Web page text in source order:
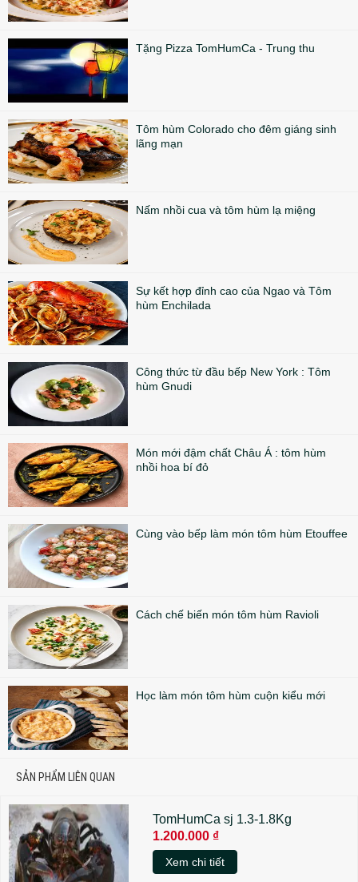
Tặng Pizza TomHumCa - Trung thu
Tôm hùm Colorado cho đêm giáng sinh
lãng mạn
Nấm nhồi cua và tôm hùm lạ miệng
Sự kết hợp đỉnh cao của Ngao và Tôm
hùm Enchilada
Công thức từ đầu bếp New York : Tôm
hùm Gnudi
Món mới đậm chất Châu Á : tôm hùm
nhồi hoa bí đỏ
Cùng vào bếp làm món tôm hùm Etouffee
Cách chế biến món tôm hùm Ravioli
Học làm món tôm hùm cuộn kiểu mới
SẢN PHẨM LIÊN QUAN
TomHumCa sj 1.3-1.8Kg
1.200.000 ₫
Xem chi tiết